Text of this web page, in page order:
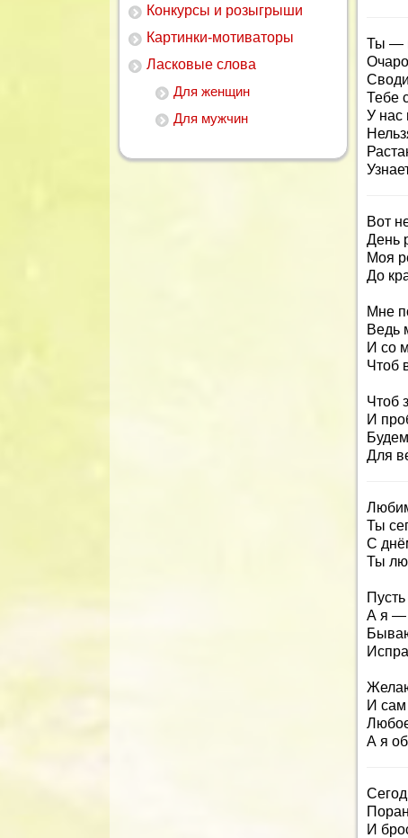
Конкурсы и розыгрыши
Картинки-мотиваторы
Ласковые слова
Для женщин
Для мужчин
Ты —
Тебе
У нас
Вот
День
Моя
До
Мне
Ведь
И со
Чтоб
Чтоб
И
Для
Ты
С
Ты
А я —
И сам
А я
И